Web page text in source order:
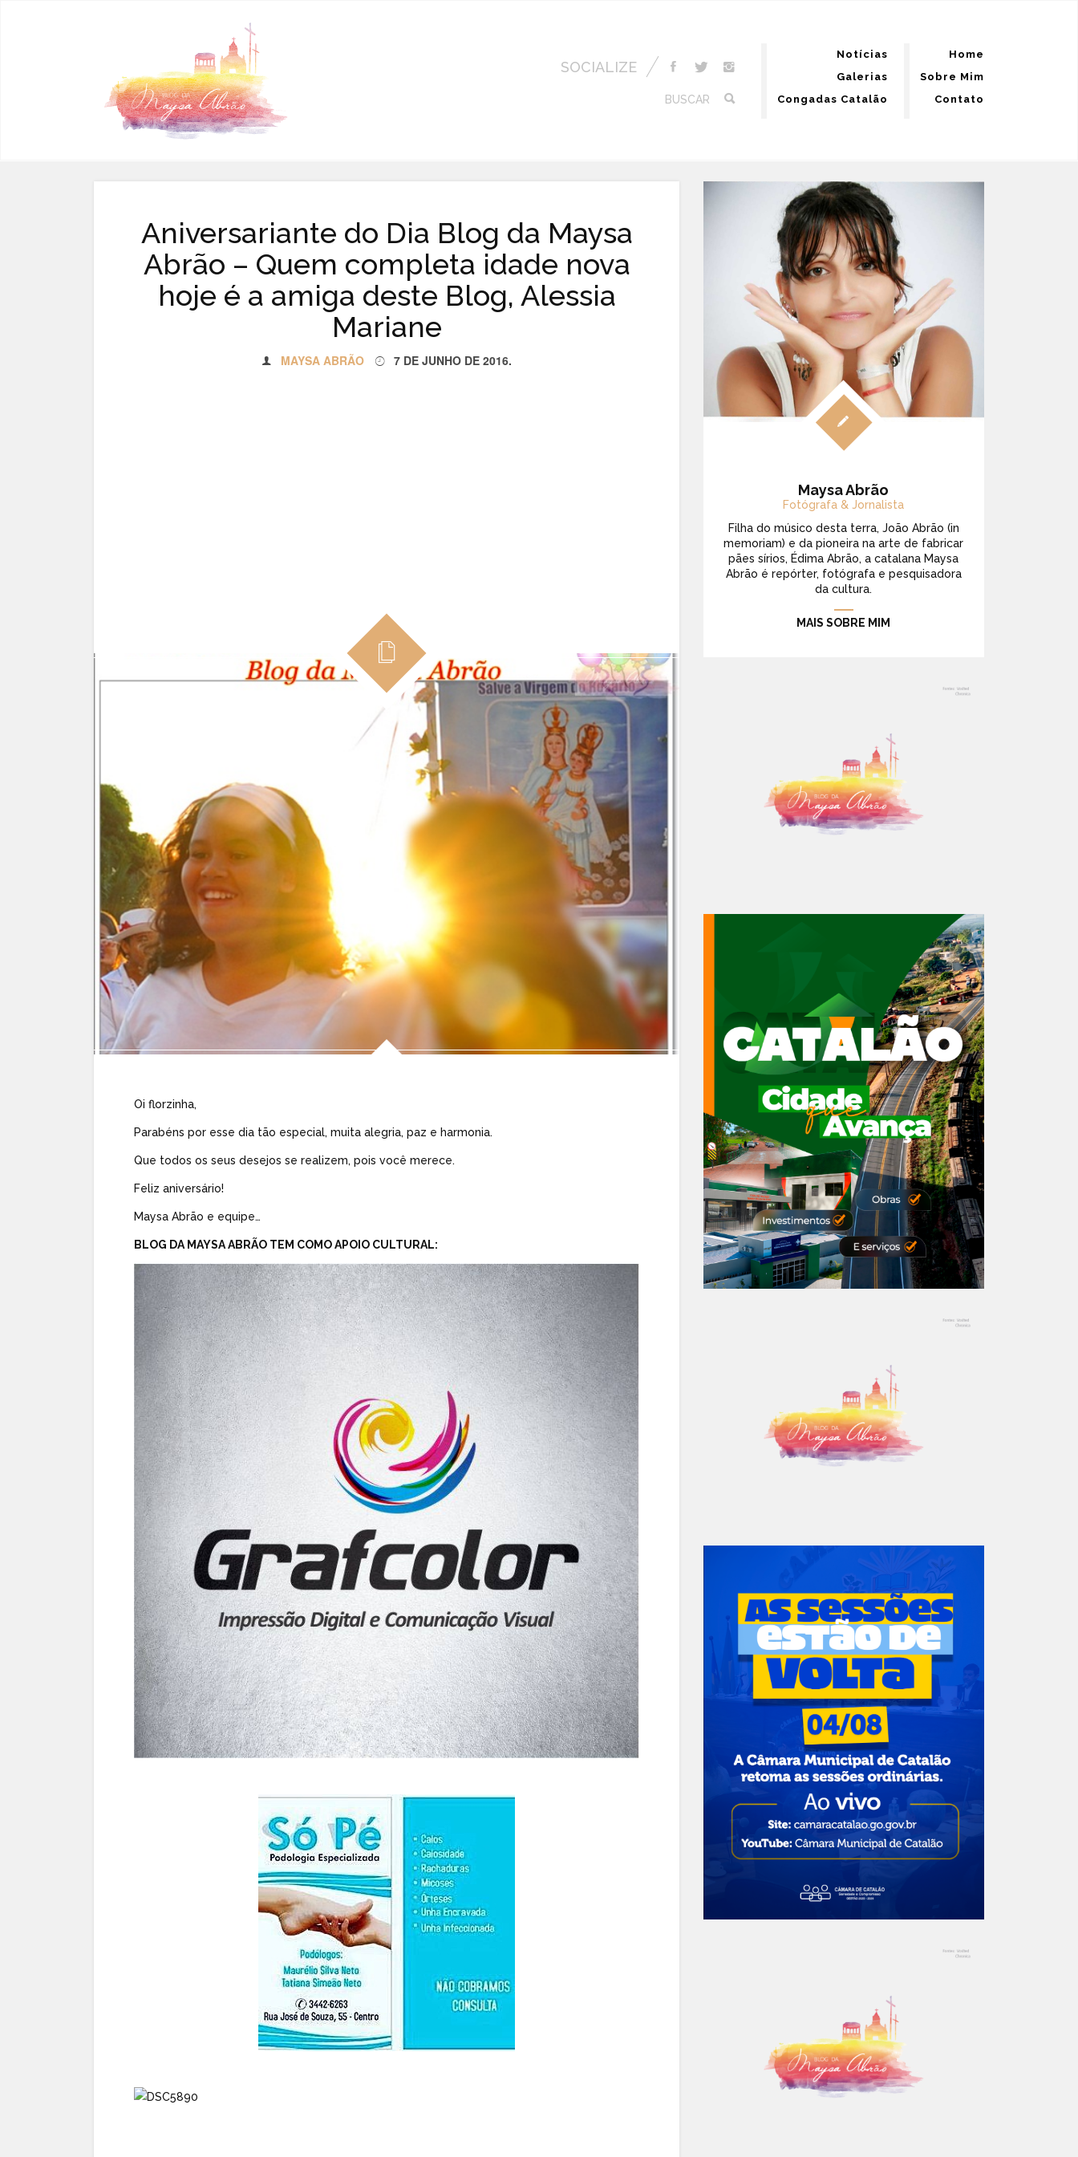
SOCIALIZE
BUSCAR
Notícias
Galerias
Congadas Catalão
Home
Sobre Mim
Contato
Aniversariante do Dia Blog da Maysa
Abrão – Quem completa idade nova
hoje é a amiga deste Blog, Alessia
Mariane
MAYSA ABRÃO 7 DE JUNHO DE 2016.
Oi florzinha,
Parabéns por esse dia tão especial, muita alegria, paz e harmonia.
Que todos os seus desejos se realizem, pois você merece.
Feliz aniversário!
Maysa Abrão e equipe…
BLOG DA MAYSA ABRÃO TEM COMO APOIO CULTURAL:
Maysa Abrão
Fotógrafa & Jornalista
Filha do músico desta terra, João Abrão (in
memoriam) e da pioneira na arte de fabricar
pães sírios, Édima Abrão, a catalana Maysa
Abrão é repórter, fotógrafa e pesquisadora
da cultura.
MAIS SOBRE MIM